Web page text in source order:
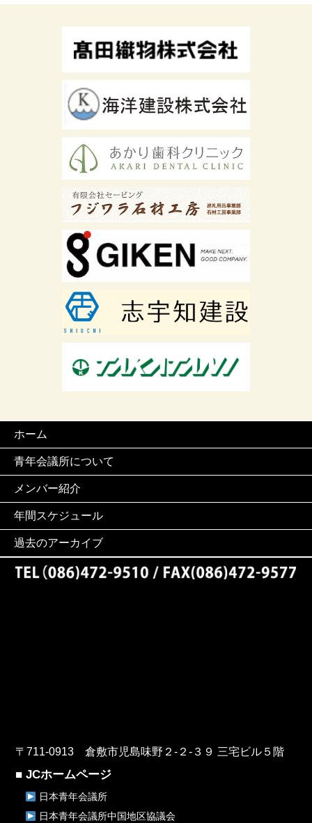
ホーム
青年会議所について
メンバー紹介
年間スケジュール
過去のアーカイブ
〒711-0913 倉敷市児島味野２-２-３９ 三宅ビル５階
■ JCホームページ
日本青年会議所
日本青年会議所中国地区協議会